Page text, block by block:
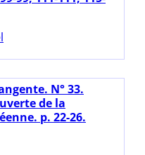
N° 33.
de la
p. 22-26.